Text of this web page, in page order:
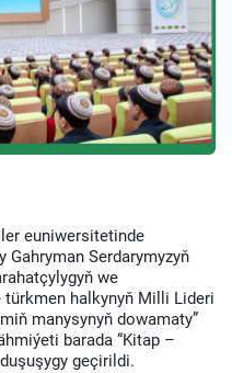
euniwersitetinde
Serdarymyzyň
we
türkmen halkynyň Milli Lideri
manysynyň dowamaty”
barada “Kitap –
geçirildi.